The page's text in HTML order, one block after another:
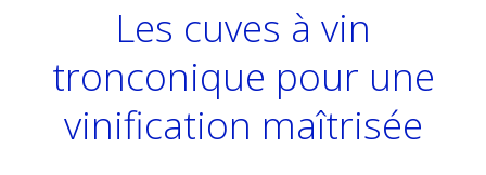
Les cuves à vin
tronconique pour une
vinification maîtrisée